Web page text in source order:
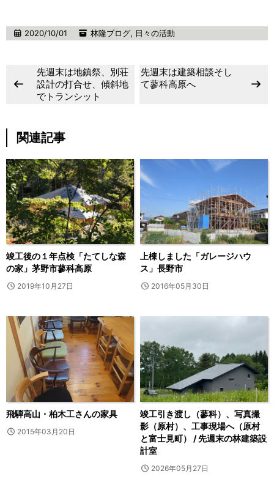
2020/10/01 林隆ブログ, 日々の活動
先週末は地鎮祭、別荘
設計の打合せ、傾斜地
でトランシット
先週末は建築相談そし
て蓼科高原へ
関連記事
竣工後の１年点検「たてしな森
の家」茅野市蓼科高原
2019年10月27日
上棟しました「ガレージハウ
ス」長野市
2016年05月30日
飛騨高山・柏木工さんの家具
2015年03月20日
竣工引き渡し（蓼科）、写真撮
影（原村）、工事現場へ（原村
と富士見町） / 先週末の林建築設
計室
2026年05月27日